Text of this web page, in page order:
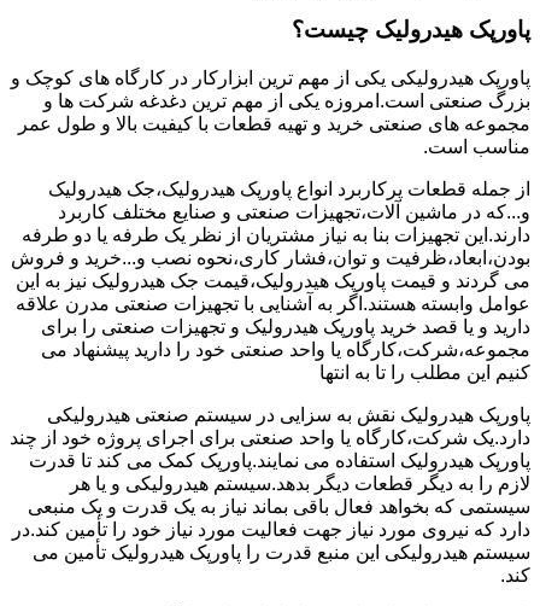
پاورپک هیدرولیک چیست؟
پاورپک هیدرولیکی یکی از مهم ترین ابزارکار در کارگاه های کوچک و
بزرگ صنعتی است.امروزه یکی از مهم ترین دغدغه شرکت ها و
مجموعه های صنعتی خرید و تهیه قطعات با کیفیت بالا و طول عمر
مناسب است.
از جمله قطعات پرکاربرد انواع پاورپک هیدرولیک،جک هیدرولیک
و...که در ماشین آلات،تجهیزات صنعتی و صنایع مختلف کاربرد
دارند.این تجهیزات بنا به نیاز مشتریان از نظر یک طرفه یا دو طرفه
بودن،ابعاد،ظرفیت و توان،فشار کاری،نحوه نصب و...خرید و فروش
می گردند و قیمت پاورپک هیدرولیک،قیمت جک هیدرولیک نیز به این
عوامل وابسته هستند.اگر به آشنایی با تجهیزات صنعتی مدرن علاقه
دارید و یا قصد خرید پاورپک هیدرولیک و تجهیزات صنعتی را برای
مجموعه،شرکت،کارگاه یا واحد صنعتی خود را دارید پیشنهاد می
کنیم این مطلب را تا به انتها
پاورپک هیدرولیک نقش به سزایی در سیستم صنعتی هیدرولیکی
دارد.یک شرکت،کارگاه یا واحد صنعتی برای اجرای پروژه خود از چند
پاورپک هیدرولیک استفاده می نمایند.پاورپک کمک می کند تا قدرت
لازم را به دیگر قطعات دیگر بدهد.سیستم هیدرولیکی و یا هر
سیستمی که بخواهد فعال باقی بماند نیاز به یک قدرت و یک منبعی
دارد که نیروی مورد نیاز جهت فعالیت مورد نیاز خود را تأمین کند.در
سیستم هیدرولیکی این منبع قدرت را پاورپک هیدرولیک تأمین می
کند.